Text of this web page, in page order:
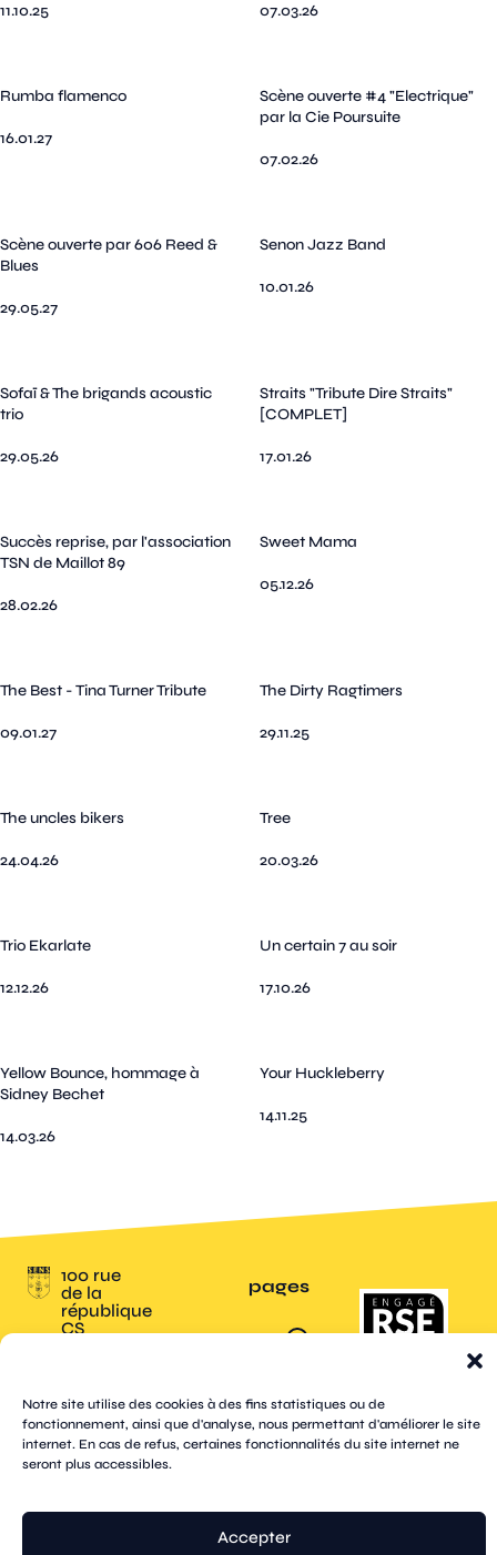
Notre site utilise des cookies à des fins statistiques ou de
fonctionnement, ainsi que d'analyse, nous permettant d'améliorer le site
internet. En cas de refus, certaines fonctionnalités du site internet ne
seront plus accessibles.
Accepter
11.10.25 07.03.26
Rumba flamenco
16.01.27
Scène ouverte #4 "Electrique"
par la Cie Poursuite
07.02.26
Scène ouverte par 606 Reed &
Blues
29.05.27
Senon Jazz Band
10.01.26
Sofaï & The brigands acoustic
trio
29.05.26
Straits "Tribute Dire Straits"
[COMPLET]
17.01.26
Succès reprise, par l'association
TSN de Maillot 89
28.02.26
Sweet Mama
05.12.26
The Best - Tina Turner Tribute
09.01.27
The Dirty Ragtimers
29.11.25
The uncles bikers
24.04.26
Tree
20.03.26
Trio Ekarlate
12.12.26
Un certain 7 au soir
17.10.26
Yellow Bounce, hommage à
Sidney Bechet
14.03.26
Your Huckleberry
14.11.25
100 rue
de la
république
CS
Cedex
03 86 95
67 00
nousfacebook
instagram
threads
tik
tok
whatsapp
linkedin
youtube
twitter
(X)
pages